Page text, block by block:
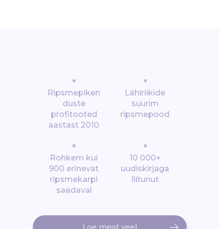
*
Ripsmepiken
duste
profitooted
aastast 2010
*
Lähiriikide
suurim
ripsmepood
*
Rohkem kui
900 erinevat
ripsmekarpi
saadaval
*
10 000+
uudiskirjaga
liitunut
Loe meist veel